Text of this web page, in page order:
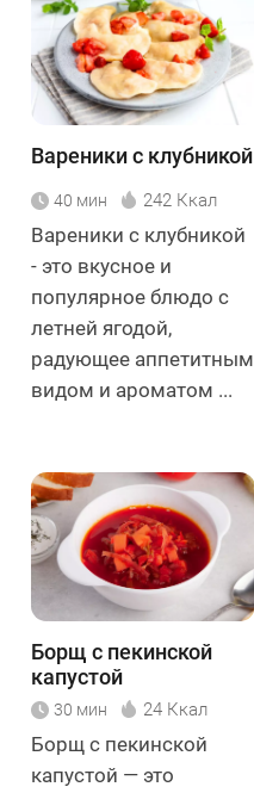
Вареники с клубникой
40 мин 242 Ккал
Вареники с клубникой
- это вкусное и
популярное блюдо с
летней ягодой,
радующее аппетитным
видом и ароматом ...
Борщ с пекинской
капустой
30 мин 24 Ккал
Борщ с пекинской
капустой — это